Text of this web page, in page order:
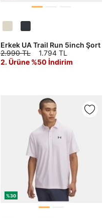
Erkek UA Trail Run 5inch Şort
2.990 TL
1.794 TL
2. Ürüne %50 İndirim
%30